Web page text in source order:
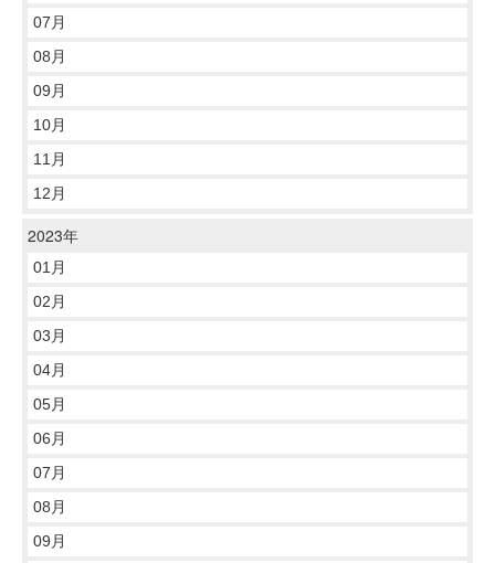
07月
08月
09月
10月
11月
12月
2023年
01月
02月
03月
04月
05月
06月
07月
08月
09月